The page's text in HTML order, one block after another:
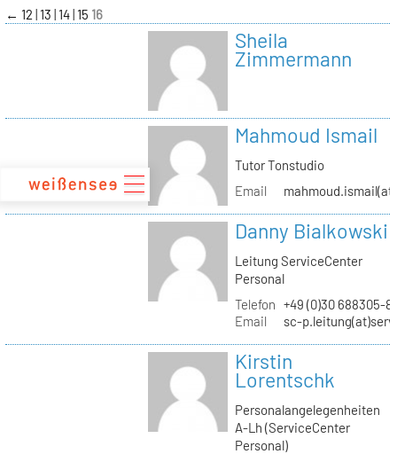
zum
Inhalt
← 12 13 14 15 16
Sheila
Zimmermann
Mahmoud Ismail
Tutor Tonstudio
Email
Danny Bialkowski
Leitung ServiceCenter
Personal
Telefon +49 (0)30 688305-
Email
sc-
Kirstin
Lorentschk
Personalangelegenheiten
A-Lh (ServiceCenter
Personal)